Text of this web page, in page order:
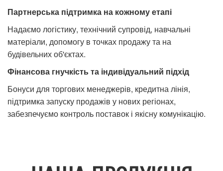
Партнерська підтримка на кожному етапі
Надаємо логістику, технічний супровід, навчальні
матеріали, допомогу в точках продажу та на
будівельних об'єктах.
Фінансова гнучкість та індивідуальний підхід
Бонуси для торгових менеджерів, кредитна лінія,
підтримка запуску продажів у нових регіонах,
забезпечуємо контроль поставок і якісну комунікацію.